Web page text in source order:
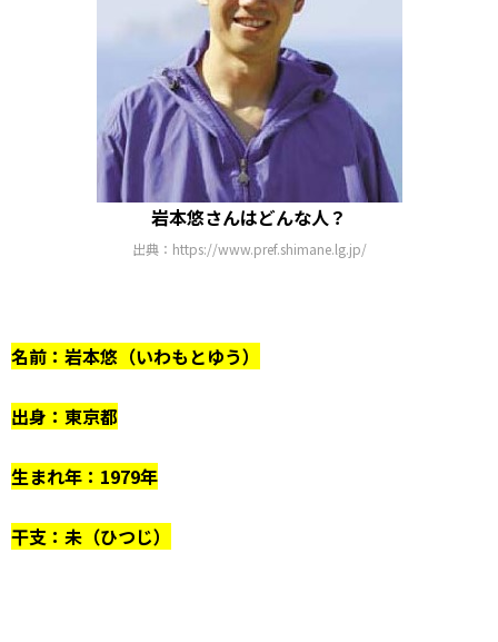
岩本悠さんはどんな人？
出典：https://www.pref.shimane.lg.jp/
名前：岩本悠（いわもとゆう）
出身：東京都
生まれ年：1979年
干支：未（ひつじ）